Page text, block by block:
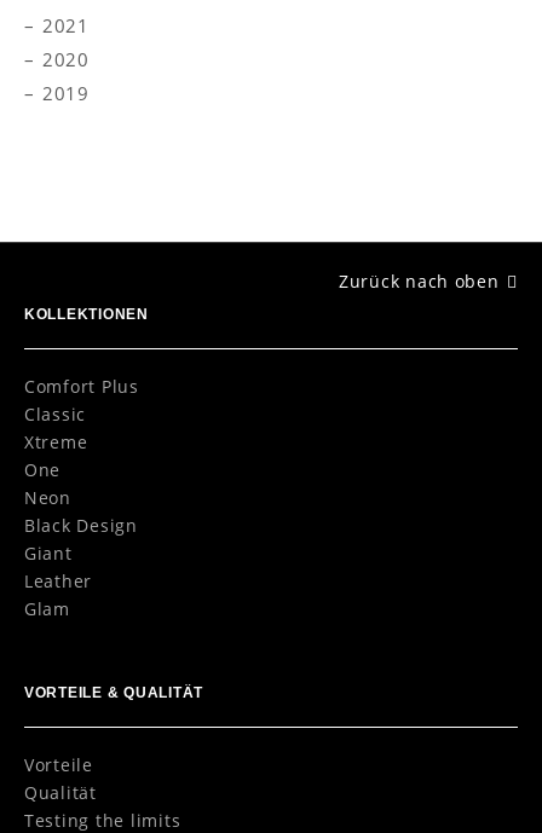
2021
2020
2019
Zurück nach oben
KOLLEKTIONEN
Comfort Plus
Classic
Xtreme
One
Neon
Black Design
Giant
Leather
Glam
VORTEILE & QUALITÄT
Vorteile
Qualität
Testing the limits